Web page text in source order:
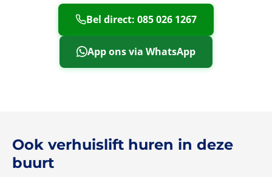
Bel direct: 085 026 1267
App ons via WhatsApp
Ook verhuislift huren in deze
buurt